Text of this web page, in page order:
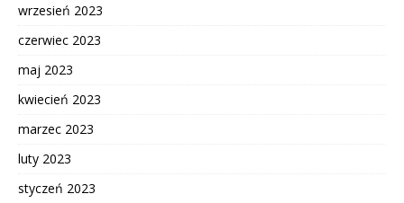
wrzesień 2023
czerwiec 2023
maj 2023
kwiecień 2023
marzec 2023
luty 2023
styczeń 2023